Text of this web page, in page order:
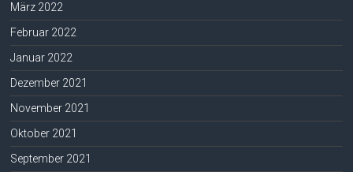
März 2022
Februar 2022
Januar 2022
Dezember 2021
November 2021
Oktober 2021
September 2021